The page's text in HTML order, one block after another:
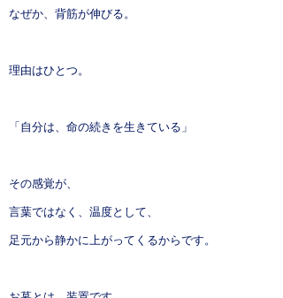
なぜか、背筋が伸びる。
理由はひとつ。
「自分は、命の続きを生きている」
その感覚が、
言葉ではなく、温度として、
足元から静かに上がってくるからです。